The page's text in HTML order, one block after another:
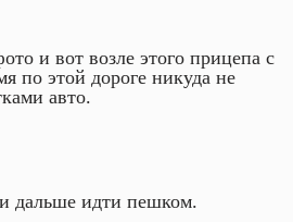
и вот возле этого прицепа с
по этой дороге никуда не
авто.
дальше идти пешком.